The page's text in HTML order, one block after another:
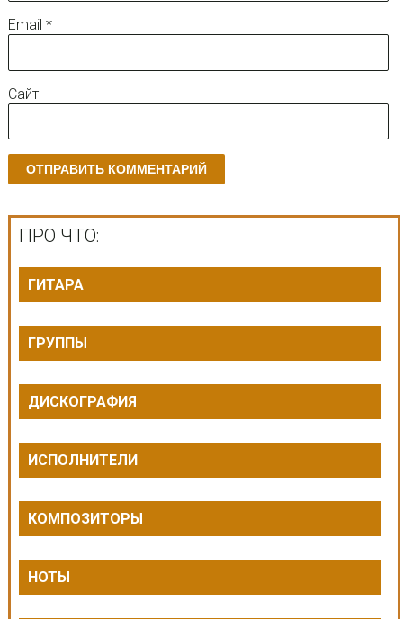
Email *
Сайт
ПРО ЧТО:
ГИТАРА
ГРУППЫ
ДИСКОГРАФИЯ
ИСПОЛНИТЕЛИ
КОМПОЗИТОРЫ
НОТЫ